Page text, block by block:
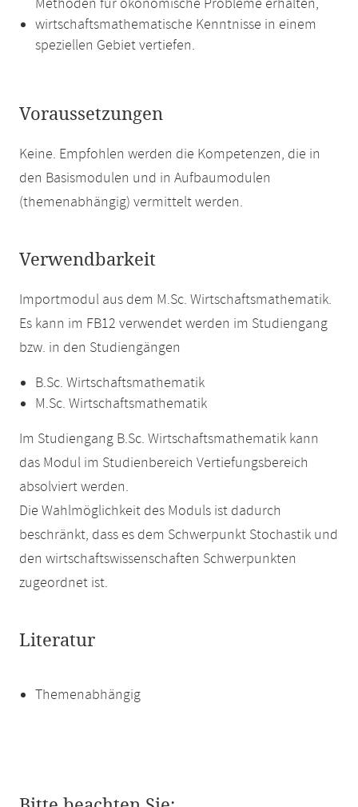
Methoden für ökonomische Probleme erhalten,
wirtschaftsmathematische Kenntnisse in einem
speziellen Gebiet vertiefen.
Voraussetzungen
Keine. Empfohlen werden die Kompetenzen, die in
den Basismodulen und in Aufbaumodulen
(themenabhängig) vermittelt werden.
Verwendbarkeit
Importmodul aus dem M.Sc. Wirtschaftsmathematik.
Es kann im FB12 verwendet werden im Studiengang
bzw. in den Studiengängen
B.Sc. Wirtschaftsmathematik
M.Sc. Wirtschaftsmathematik
Im Studiengang B.Sc. Wirtschaftsmathematik kann
das Modul im Studienbereich Vertiefungsbereich
absolviert werden.
Die Wahlmöglichkeit des Moduls ist dadurch
beschränkt, dass es dem Schwerpunkt Stochastik und
den wirtschaftswissenschaften Schwerpunkten
zugeordnet ist.
Literatur
Themenabhängig